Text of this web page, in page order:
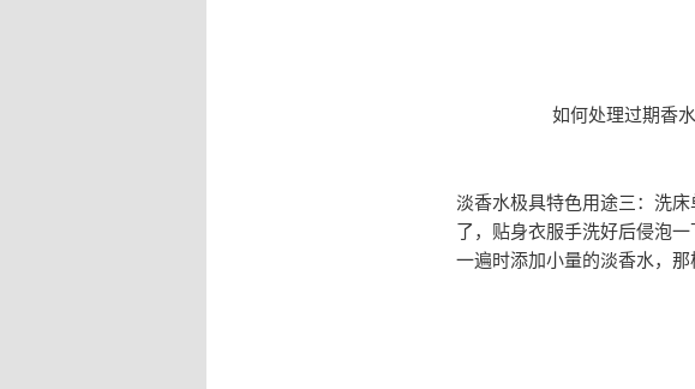
如何处理过期香
淡香水极具特色用途三：洗
了，贴身衣服手洗好后侵泡
一遍时添加小量的淡香水，那